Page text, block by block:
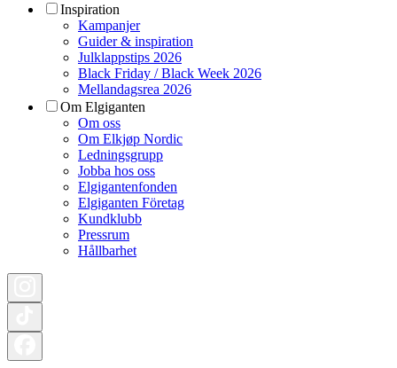
Inspiration
Kampanjer
Guider & inspiration
Julklappstips 2026
Black Friday / Black Week 2026
Mellandagsrea 2026
Om Elgiganten
Om oss
Om Elkjøp Nordic
Ledningsgrupp
Jobba hos oss
Elgigantenfonden
Elgiganten Företag
Kundklubb
Pressrum
Hållbarhet